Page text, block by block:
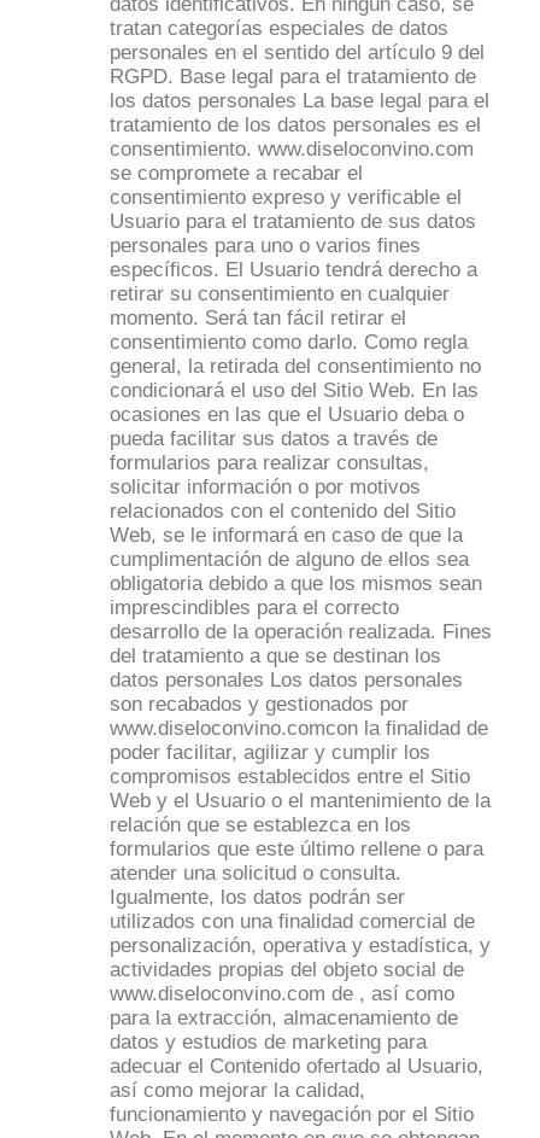
tratan categorías especiales de datos
personales en el sentido del artículo 9 del
RGPD. Base legal para el tratamiento de
los datos personales La base legal para el
tratamiento de los datos personales es el
consentimiento. www.diseloconvino.com
se compromete a recabar el
consentimiento expreso y verificable el
Usuario para el tratamiento de sus datos
personales para uno o varios fines
específicos. El Usuario tendrá derecho a
retirar su consentimiento en cualquier
momento. Será tan fácil retirar el
consentimiento como darlo. Como regla
general, la retirada del consentimiento no
condicionará el uso del Sitio Web. En las
ocasiones en las que el Usuario deba o
pueda facilitar sus datos a través de
formularios para realizar consultas,
solicitar información o por motivos
relacionados con el contenido del Sitio
Web, se le informará en caso de que la
cumplimentación de alguno de ellos sea
obligatoria debido a que los mismos sean
imprescindibles para el correcto
desarrollo de la operación realizada. Fines
del tratamiento a que se destinan los
datos personales Los datos personales
son recabados y gestionados por
www.diseloconvino.comcon la finalidad de
poder facilitar, agilizar y cumplir los
compromisos establecidos entre el Sitio
Web y el Usuario o el mantenimiento de la
relación que se establezca en los
formularios que este último rellene o para
atender una solicitud o consulta.
Igualmente, los datos podrán ser
utilizados con una finalidad comercial de
personalización, operativa y estadística, y
actividades propias del objeto social de
www.diseloconvino.com de , así como
para la extracción, almacenamiento de
datos y estudios de marketing para
adecuar el Contenido ofertado al Usuario,
así como mejorar la calidad,
funcionamiento y navegación por el Sitio